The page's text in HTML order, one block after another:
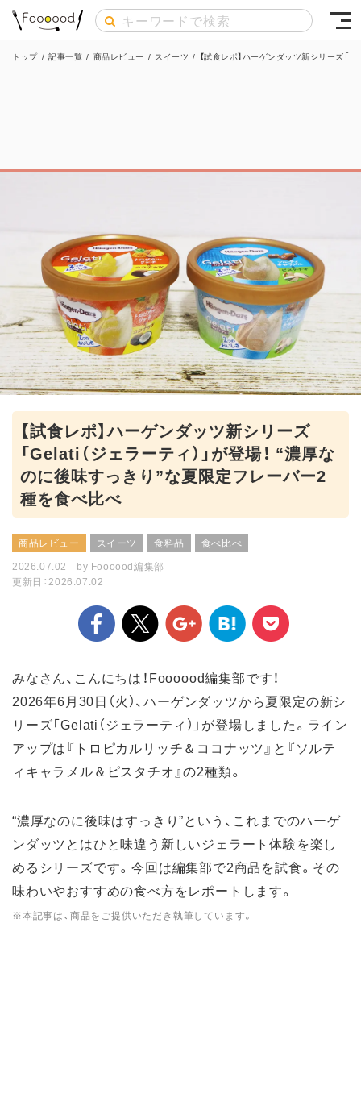
トップ / 記事一覧 / 商品レビュー / スイーツ / 【試食レポ】ハーゲンダッツ新シリーズ「
【試食レポ】ハーゲンダッツ新シリーズ
「Gelati（ジェラーティ）」が登場！ “濃厚な
のに後味すっきり”な夏限定フレーバー2
種を食べ比べ
商品レビュー スイーツ 食料品
食べ比べ
2026.07.02
by Foooood編集部
更新日：2026.07.02
みなさん、こんにちは！Foooood編集部です！
2026年6月30日（火）、ハーゲンダッツから夏限定の新シ
リーズ「Gelati（ジェラーティ）」が登場しました。ライン
アップは『トロピカルリッチ＆ココナッツ』と『ソルテ
ィキャラメル＆ピスタチオ』の2種類。
“濃厚なのに後味はすっきり”という、これまでのハーゲ
ンダッツとはひと味違う新しいジェラート体験を楽し
めるシリーズです。今回は編集部で2商品を試食。その
味わいやおすすめの食べ方をレポートします。
※本記事は、商品をご提供いただき執筆しています。